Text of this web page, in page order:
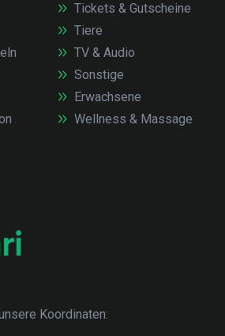
Tickets & Gutscheine
Tiere
TV & Audio
Sonstige
Erwachsene
Wellness & Massage
Koordinaten: